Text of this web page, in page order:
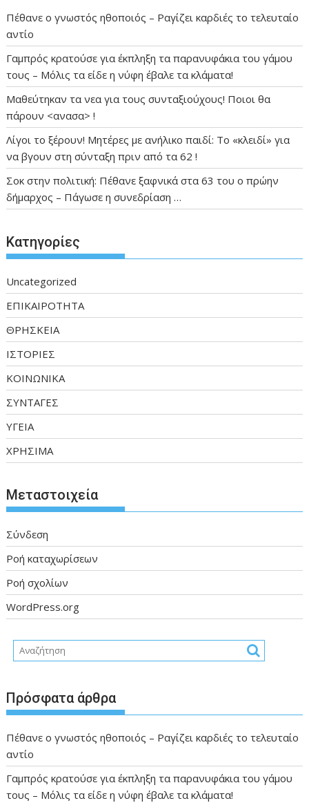
Πέθανε ο γνωστός ηθοποιός – Ραγίζει καρδιές το τελευταίο
αντίο
Γαμπρός κρατούσε για έκπληξη τα παρανυφάκια του γάμου
τους – Μόλις τα είδε η νύφη έβαλε τα κλάματα!
Μαθεύτηκαν τα νεα για τους συνταξιούχους! Ποιοι θα
πάρουν <ανασα> !
Λίγοι το ξέρουν! Μητέρες με ανήλικο παιδί: Το «κλειδί» για
να βγουν στη σύνταξη πριν από τα 62 !
Σοκ στην πολιτική: Πέθανε ξαφνικά στα 63 του ο πρώην
δήμαρχος – Πάγωσε η συνεδρίαση …
Kατηγορίες
Uncategorized
ΕΠΙΚΑΙΡΟΤΗΤΑ
ΘΡΗΣΚΕΙΑ
ΙΣΤΟΡΙΕΣ
ΚΟΙΝΩΝΙΚΑ
ΣΥΝΤΑΓΕΣ
ΥΓΕΙΑ
ΧΡΗΣΙΜΑ
Μεταστοιχεία
Σύνδεση
Ροή καταχωρίσεων
Ροή σχολίων
WordPress.org
Πρόσφατα άρθρα
Πέθανε ο γνωστός ηθοποιός – Ραγίζει καρδιές το τελευταίο
αντίο
Γαμπρός κρατούσε για έκπληξη τα παρανυφάκια του γάμου
τους – Μόλις τα είδε η νύφη έβαλε τα κλάματα!